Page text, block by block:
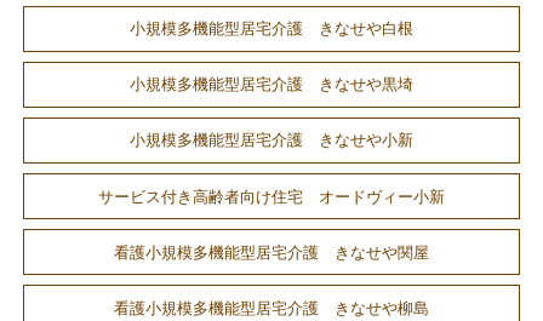
小規模多機能型居宅介護 きなせや白根
小規模多機能型居宅介護 きなせや黒埼
小規模多機能型居宅介護 きなせや小新
サービス付き高齢者向け住宅 オードヴィー小新
看護小規模多機能型居宅介護 きなせや関屋
看護小規模多機能型居宅介護 きなせや柳島